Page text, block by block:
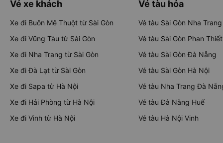
Vé xe khách
Xe đi Buôn Mê Thuột từ Sài Gòn
Xe đi Vũng Tàu từ Sài Gòn
Xe đi Nha Trang từ Sài Gòn
Xe đi Đà Lạt từ Sài Gòn
Xe đi Sapa từ Hà Nội
Xe đi Hải Phòng từ Hà Nội
Xe đi Vinh từ Hà Nội
Vé tàu hỏa
Vé tàu Sài Gòn Nha Trang
Vé tàu Sài Gòn Phan Thiết
Vé tàu Sài Gòn Đà Nẵng
Vé tàu Sài Gòn Hà Nội
Vé tàu Nha Trang Đà
Vé tàu Đà Nẵng Huế
Vé tàu Hà Nội Vinh